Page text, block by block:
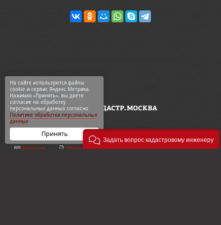
Новости
Политика конф-ти
ООО «Геодезия и кадастр»
На сайте используются файлы
cookie и сервис Яндекс Метрика.
Нажимая «Принять», вы даёте
согласие на обработку
персональных данных согласно
Политике обработки персональных
данных.
Принять
Задать вопрос кадастровому инженеру